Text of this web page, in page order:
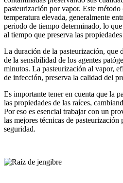
pasteurización por vapor. Este método
temperatura elevada, generalmente
periodo de tiempo determinado, lo
al tiempo que preserva las
La duración de la pasteurización, que
de la sensibilidad de los agentes
minutos. La pasteurización al vapor,
de infección, preserva la calidad del
Es importante tener en cuenta que la
las propiedades de las raíces,
Por eso es esencial trabajar con un
las mejores técnicas de
seguridad.